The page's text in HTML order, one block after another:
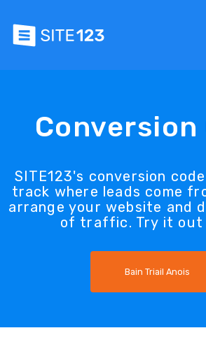
Conversion
SITE123's conversion
track where leads come
arrange your website and
of traffic. Try it out
Bain Triail Anois